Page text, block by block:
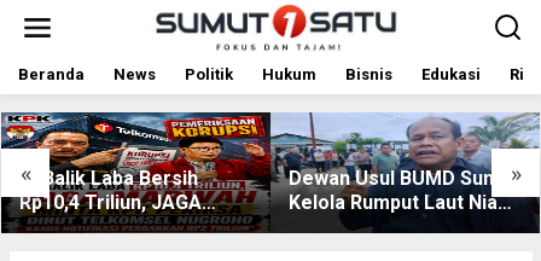
t
i
k
o
n
Beranda News Politik Hukum Bisnis Edukasi
« »
Di Balik Laba Bersih
Rp10,4 Triliun, JAGA
MARWAH Desak KPK
Dewan Usul BUMD Sumut
Kelola Rumput Laut Nias
Utara dari Hulu ke Hilir